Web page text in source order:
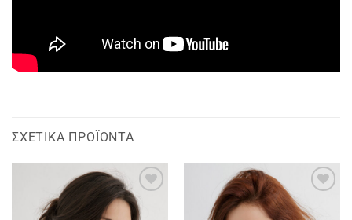
ΣΧΕΤΙΚΆ ΠΡΟΪΌΝΤΑ
Add to
wishlist
wishlist